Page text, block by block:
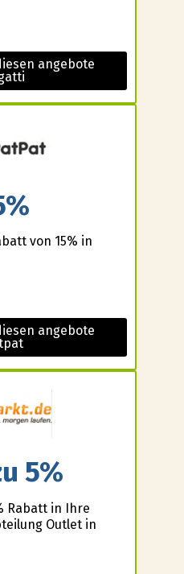
angebote
von 15% in
angebote
5%
Rabatt in Ihre
Outlet in